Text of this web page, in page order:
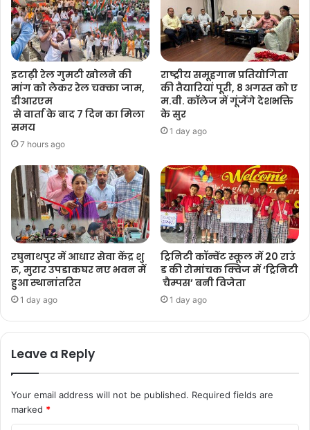
इटाढ़ी रेल गुमटी खोलने की
मांग को लेकर रेल चक्का जाम,
डीआरएम
से वार्ता के बाद 7 दिन का मिला
समय
7 hours ago
राष्ट्रीय समूहगान प्रतियोगिता
की तैयारियां पूरी, 8 अगस्त को ए
म.वी. कॉलेज में गूंजेंगे देशभक्ति
के सुर
1 day ago
रघुनाथपुर में आधार सेवा केंद्र शु
रू, मुरार उपडाकघर नए भवन में
हुआ स्थानांतरित
1 day ago
ट्रिनिटी कॉन्वेंट स्कूल में 20 राउं
ड की रोमांचक क्विज में ‘ट्रिनिटी
चैम्पस’ बनी विजेता
1 day ago
Leave a Reply
Your email address will not be published. Required fields are
marked *